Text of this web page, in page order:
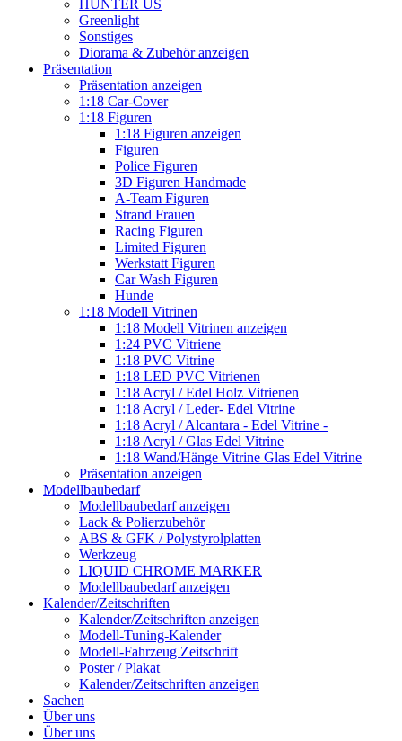
HUNTER US
Greenlight
Sonstiges
Diorama & Zubehör anzeigen
Präsentation
Präsentation anzeigen
1:18 Car-Cover
1:18 Figuren
1:18 Figuren anzeigen
Figuren
Police Figuren
3D Figuren Handmade
A-Team Figuren
Strand Frauen
Racing Figuren
Limited Figuren
Werkstatt Figuren
Car Wash Figuren
Hunde
1:18 Modell Vitrinen
1:18 Modell Vitrinen anzeigen
1:24 PVC Vitriene
1:18 PVC Vitrine
1:18 LED PVC Vitrienen
1:18 Acryl / Edel Holz Vitrienen
1:18 Acryl / Leder- Edel Vitrine
1:18 Acryl / Alcantara - Edel Vitrine -
1:18 Acryl / Glas Edel Vitrine
1:18 Wand/Hänge Vitrine Glas Edel Vitrine
Präsentation anzeigen
Modellbaubedarf
Modellbaubedarf anzeigen
Lack & Polierzubehör
ABS & GFK / Polystyrolplatten
Werkzeug
LIQUID CHROME MARKER
Modellbaubedarf anzeigen
Kalender/Zeitschriften
Kalender/Zeitschriften anzeigen
Modell-Tuning-Kalender
Modell-Fahrzeug Zeitschrift
Poster / Plakat
Kalender/Zeitschriften anzeigen
Sachen
Über uns
Über uns